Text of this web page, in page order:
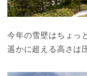
今年の雪壁はちょっ
遥かに超える高さは